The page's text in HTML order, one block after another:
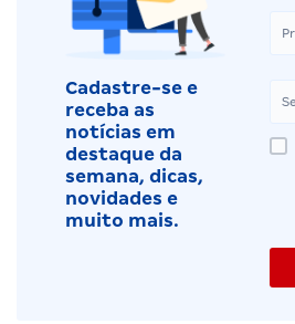
Cadastre-se e
receba as
notícias em
destaque da
semana, dicas,
novidades e
muito mais.